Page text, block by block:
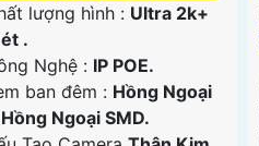
lượng hình : Ultra 2k+
.
Nghệ : IP POE.
ban đêm : Hồng Ngoại
Ngoại SMD.